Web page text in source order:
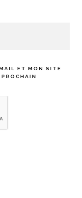
ET MON SITE